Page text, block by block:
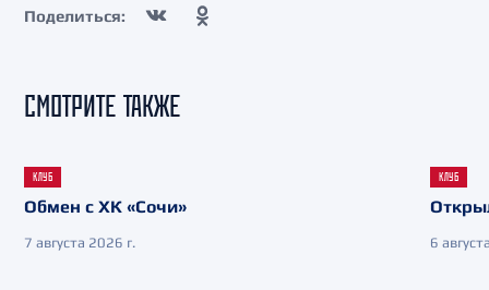
Поделиться:
СМОТРИТЕ ТАКЖЕ
КЛУБ
Обмен с ХК «Сочи»
7 августа 2026 г.
КЛУБ
6